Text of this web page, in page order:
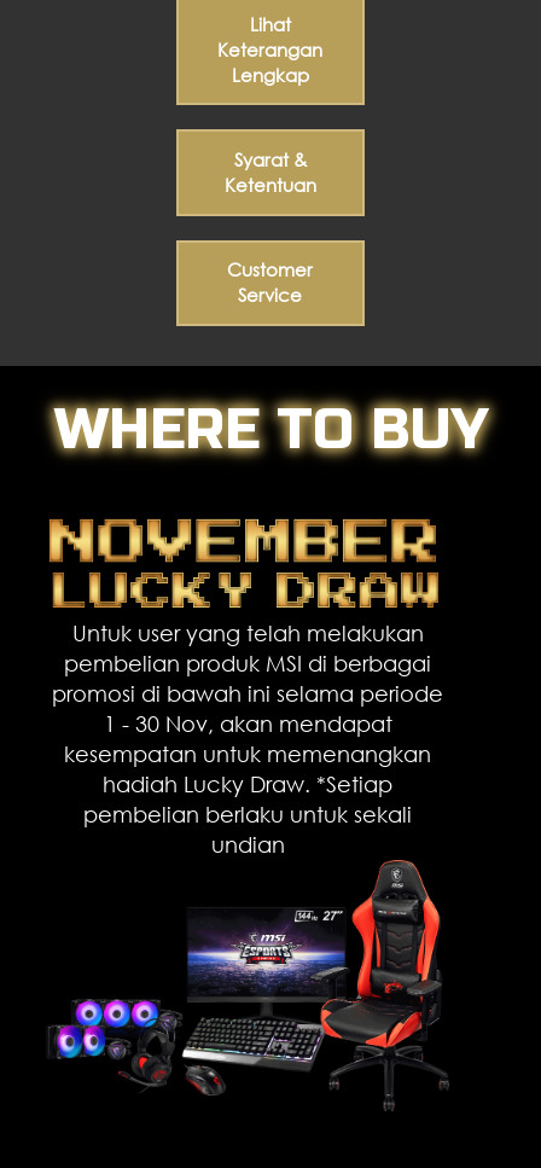
Lihat
Keterangan
Lengkap
Syarat &
Ketentuan
Customer
Service
WHERE TO BUY
Untuk user yang telah melakukan
pembelian produk MSI di berbagai
promosi di bawah ini selama periode
1 - 30 Nov, akan mendapat
kesempatan untuk memenangkan
hadiah Lucky Draw. *Setiap
pembelian berlaku untuk sekali
undian